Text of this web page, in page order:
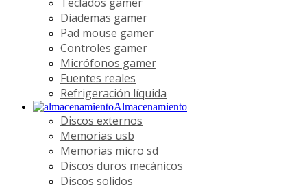
Diademas gamer
Pad mouse gamer
Controles gamer
Micrófonos gamer
Fuentes reales
Refrigeración líquida
Almacenamiento
Discos externos
Memorias usb
Memorias micro sd
Discos duros mecánicos
Discos solidos